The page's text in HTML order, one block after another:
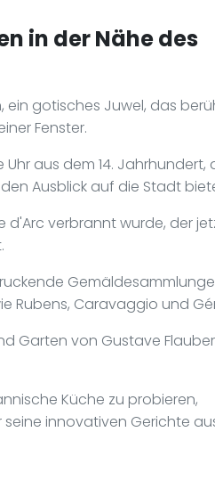
in der Nähe des
ein gotisches Juwel, das
Fenster.
aus dem 14. Jahrhundert,
Ausblick auf die Stadt
d'Arc verbrannt wurde, der
Rubens, Caravaggio und
Garten von Gustave
Küche zu probieren,
seine innovativen Gerichte